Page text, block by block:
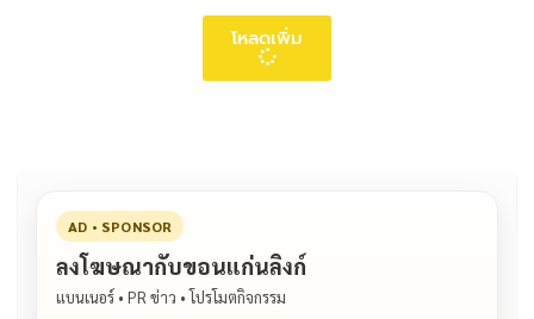
โหลดเพิ่ม
AD • SPONSOR
ลงโฆษณากับขอนแก่นลิงก์
แบนเนอร์ • PR ข่าว • โปรโมตกิจกรรม